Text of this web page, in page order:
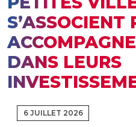
S’ASSOCIENT
DANS LEURS
6 JUILLET 2026